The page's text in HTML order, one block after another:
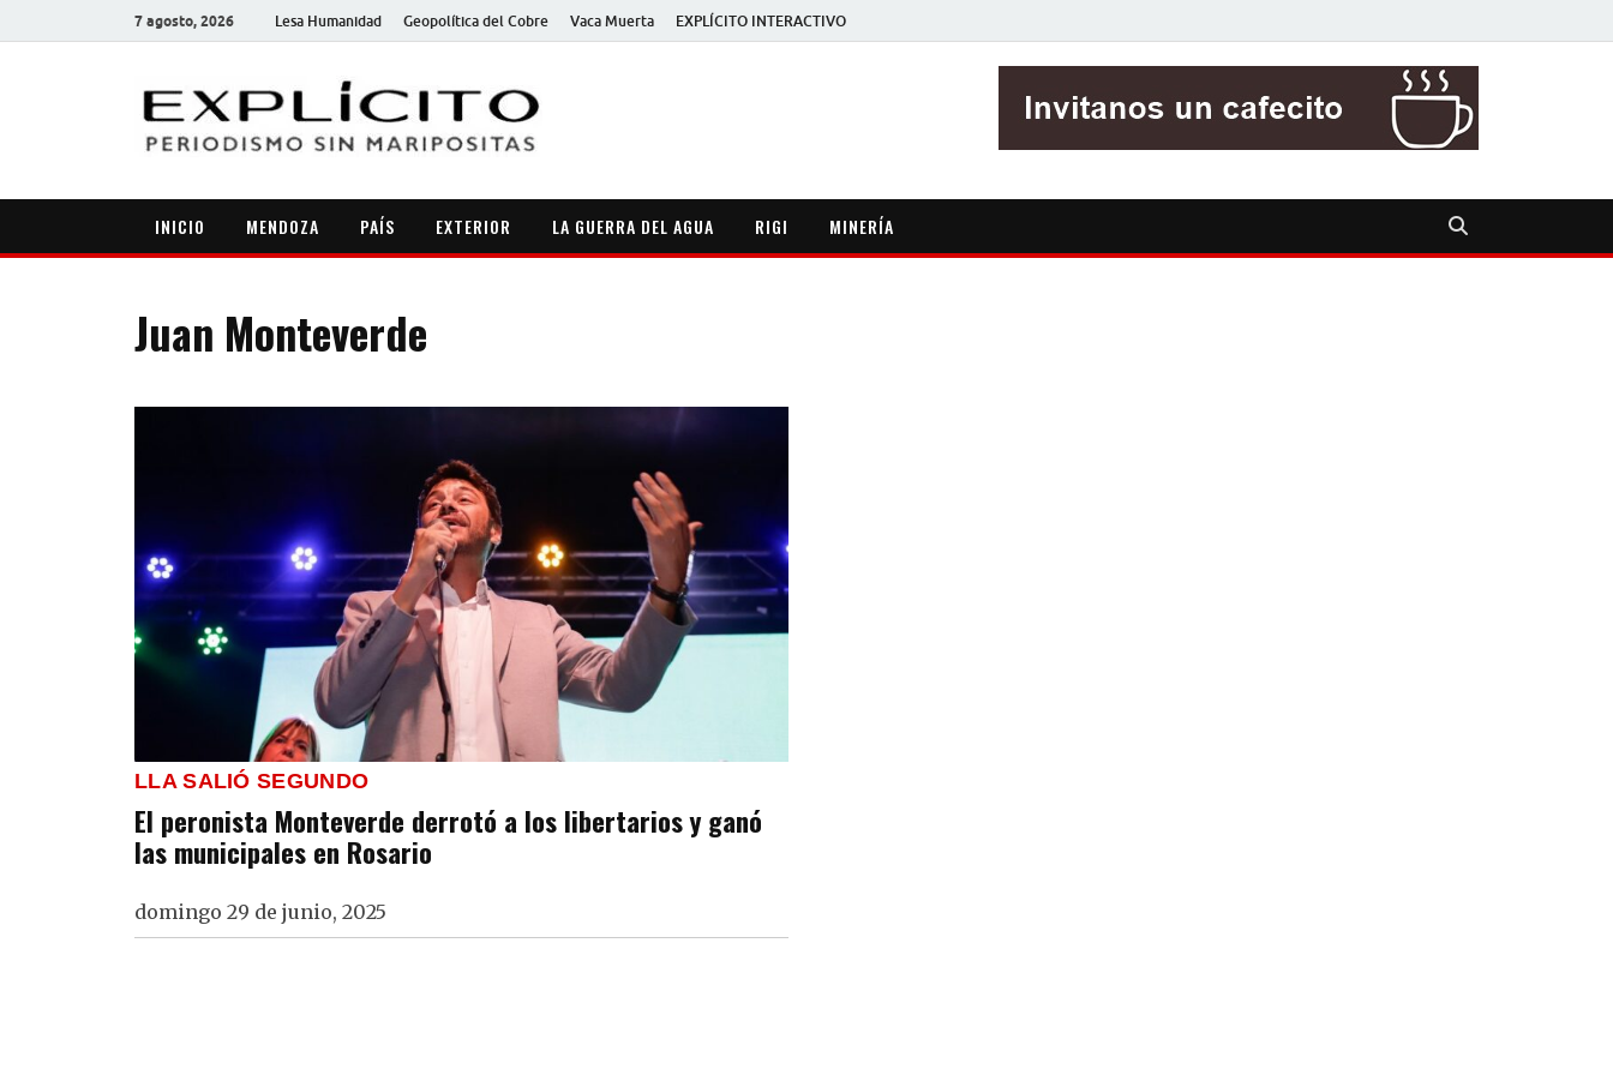
7 agosto, 2026 Lesa Humanidad Geopolítica del Cobre Vaca Muerta EXPLÍCITO INTERACTIVO
INICIO MENDOZA PAÍS EXTERIOR LA GUERRA DEL AGUA RIGI MINERÍA
Juan Monteverde
LLA SALIÓ SEGUNDO
El peronista Monteverde derrotó a los libertarios y ganó
las municipales en Rosario
domingo 29 de junio, 2025